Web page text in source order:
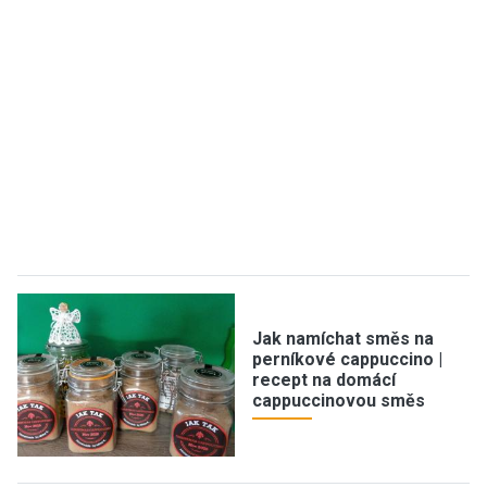
Jak namíchat směs na
perníkové cappuccino |
recept na domácí
cappuccinovou směs